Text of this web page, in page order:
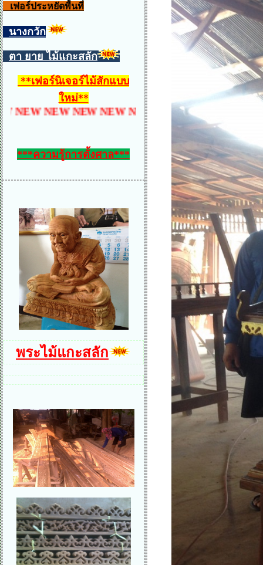
เฟอร์ประหยัดพื้นที่
นางกวัก
ตา ยาย ไม้แกะสลัก
**เฟอร์นิเจอร์ไม้สักแบบ
ใหม่**
NEW NEW NEW NEW NEW NEW NEW NEW
***ความรู้การตั้งศาล***
พระไม้แกะสลัก